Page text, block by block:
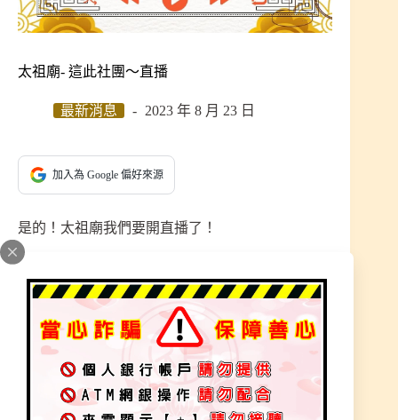
太祖廟- 這此社團～直播
最新消息 2023 年 8 月 23 日
加入為 Google 偏好來源
是的！太祖廟我們要開直播了！
星期六：下午兩點準時收看
歡迎善心人士支持鼓勵
未來的未來～都有我們陪伴著大家